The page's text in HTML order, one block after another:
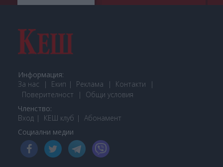
Информация:
За нас
Екип Реклама
Контакти
Поверителност
Общи условия
Членство:
Вход
КЕШ клуб Абонамент
Социални медии